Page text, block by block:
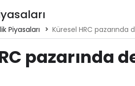
Piyasaları Küresel HRC pazarında
pazarında